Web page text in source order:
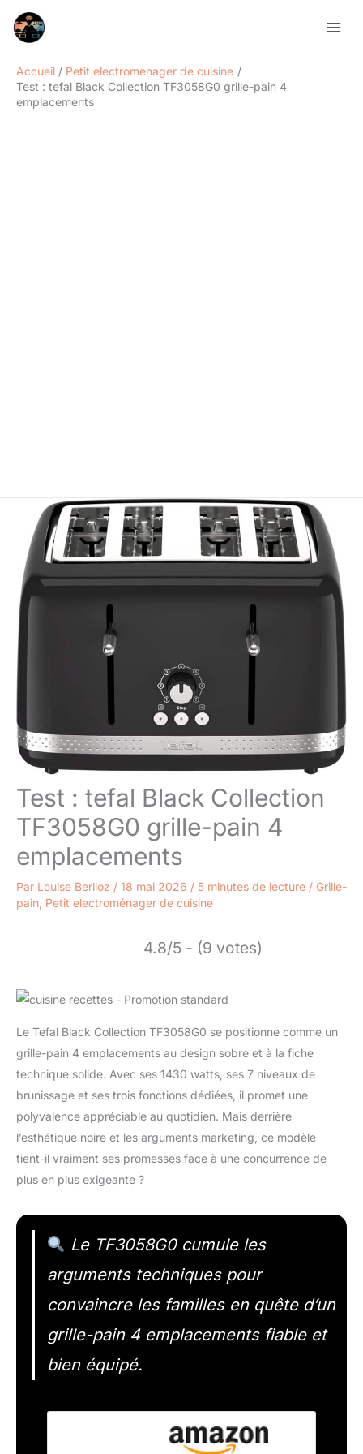
Accueil
Petit electroménager de cuisine
Test : tefal Black Collection TF3058G0 grille-pain 4
emplacements
Test : tefal Black Collection
TF3058G0 grille-pain 4
emplacements
Par Louise Berlioz / 18 mai 2026 / 5 minutes de lecture / Grille-
pain Petit electroménager de cuisine
4.8/5 - (9 votes)
Le Tefal Black Collection TF3058G0 se positionne comme un
grille-pain 4 emplacements au design sobre et à la fiche
technique solide. Avec ses 1430 watts, ses 7 niveaux de
brunissage et ses trois fonctions dédiées, il promet une
polyvalence appréciable au quotidien. Mais derrière
l’esthétique noire et les arguments marketing, ce modèle
tient-il vraiment ses promesses face à une concurrence de
plus en plus exigeante ?
Le TF3058G0 cumule les
arguments techniques pour
convaincre les familles en quête d’un
grille-pain 4 emplacements fiable et
bien équipé.
Rechercher